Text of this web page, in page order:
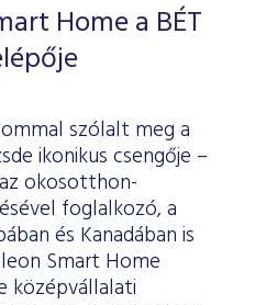
Home a BÉT
szólalt meg a
ikonikus csengője –
okosotthon-
foglalkozó, a
és Kanadában is
Smart Home
középvállalati